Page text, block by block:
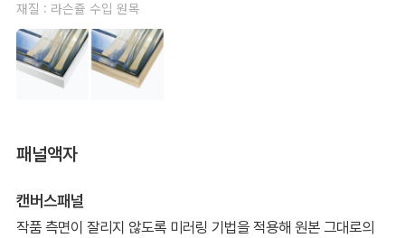
재질 : 라슨쥴 수입 원목
패널액자
캔버스패널
작품 측면이 잘리지 않도록 미러링 기법을 적용해 원본 그대로의